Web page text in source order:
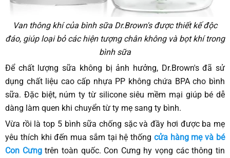
Van thông khí của bình sữa Dr.Brown's được thiết kế độc
đáo, giúp loại bỏ các hiện tượng chân không và bọt khí trong
bình sữa
Để chất lượng sữa không bị ảnh hưởng, Dr.Brown's đã sử
dụng chất liệu cao cấp nhựa PP không chứa BPA cho bình
sữa. Đặc biệt, núm ty từ silicone siêu mềm mại giúp bé dễ
dàng làm quen khi chuyển từ ty mẹ sang ty bình.
Vừa rồi là top 5 bình sữa chống sặc và đầy hơi được ba mẹ
yêu thích khi đến mua sắm tại hệ thống cửa hàng mẹ và bé
Con Cưngtrên toàn quốc. Con Cưng hy vọng các thông tin